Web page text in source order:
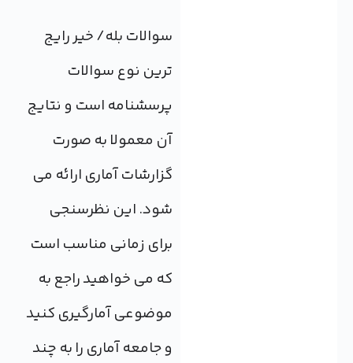
سوالات بله/ خیر رایج
ترین نوع سوالات
پرسشنامه است و نتایج
آن معمولا به صورت
گزارشات آماری ارائه می
شود. این نظرسنجی
برای زمانی مناسب است
که می خواهید راجع به
موضوعی آمارگیری کنید
و جامعه آماری را به چند